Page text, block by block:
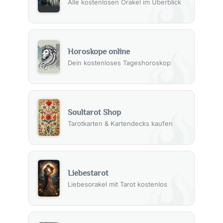
Alle kostenlosen Orakel im Überblick
Horoskope online
Dein kostenloses Tageshoroskop
Soultarot Shop
Tarotkarten & Kartendecks kaufen
Liebestarot
Liebesorakel mit Tarot kostenlos